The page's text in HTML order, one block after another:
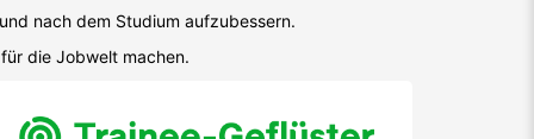
nach dem Studium aufzubessern.
die Jobwelt machen.